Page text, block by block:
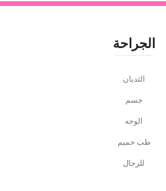
الجراحة
الثديان
جسم
الوجه
طب حميم
للرجال